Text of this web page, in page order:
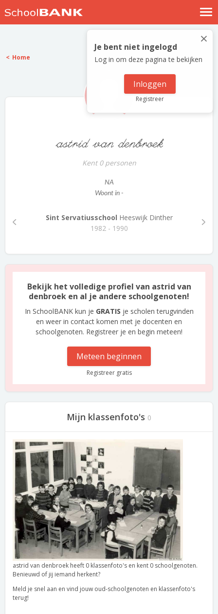
Nostalgische verhalen
Log in
Meld je gratis aan
×
Je bent niet ingelogd
Log in om deze pagina te bekijken
Inloggen
Registreer
Home
astrid van denbroek
Kent 0 personen
NA
Woont in -
Sint Servatiusschool Heeswijk Dinther
1982 - 1990
Bekijk het volledige profiel van astrid van
denbroek en al je andere schoolgenoten!
In SchoolBANK kun je GRATIS je scholen terugvinden
en weer in contact komen met je docenten en
schoolgenoten. Registreer je en begin meteen!
Meteen beginnen
Registreer gratis
Mijn klassenfoto's 0
astrid van denbroek heeft 0 klassenfoto's en kent 0 schoolgenoten.
Benieuwd of jij iemand herkent?
Meld je snel aan en vind jouw oud-schoolgenoten en klassenfoto's
terug!